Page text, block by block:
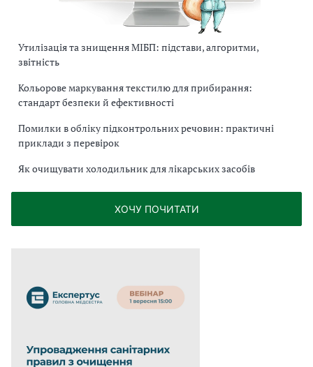
Утилізація та знищення МІБП: підстави, алгоритми,
звітність
Кольорове маркування текстилю для прибирання:
стандарт безпеки й ефективності
Помилки в обліку підконтрольних речовин: практичні
приклади з перевірок
Як очищувати холодильник для лікарських засобів
ХОЧУ ПОЧИТАТИ